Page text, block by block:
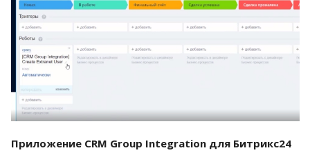
Смотреть проект
Приложение CRM Group Integration для Битрикс24